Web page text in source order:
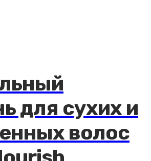
для сухих и
волос